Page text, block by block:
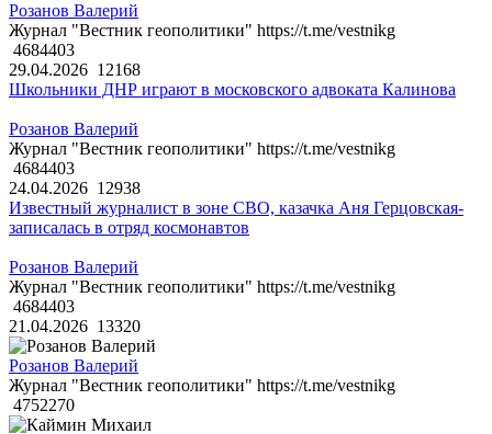
Розанов Валерий
Журнал "Вестник геополитики" https://t.me/vestnikg
4684403
29.04.2026 12168
Школьники ДНР играют в московского адвоката Калинова
Розанов Валерий
Журнал "Вестник геополитики" https://t.me/vestnikg
4684403
24.04.2026 12938
Известный журналист в зоне СВО, казачка Аня Герцовская-
записалась в отряд космонавтов
Розанов Валерий
Журнал "Вестник геополитики" https://t.me/vestnikg
4684403
21.04.2026 13320
Розанов Валерий
Журнал "Вестник геополитики" https://t.me/vestnikg
4752270